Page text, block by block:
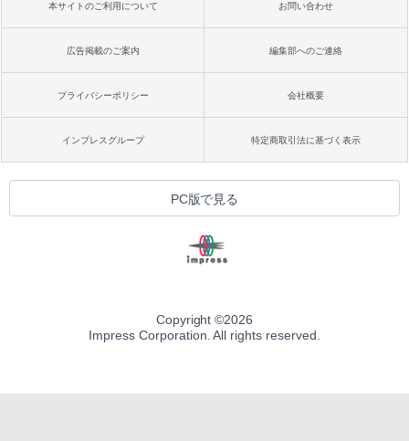
本サイトのご利用について お問い合わせ
広告掲載のご案内 編集部へのご連絡
プライバシーポリシー 会社概要
インプレスグループ 特定商取引法に基づく表示
PC版で見る
Copyright ©2026
Impress Corporation. All rights reserved.